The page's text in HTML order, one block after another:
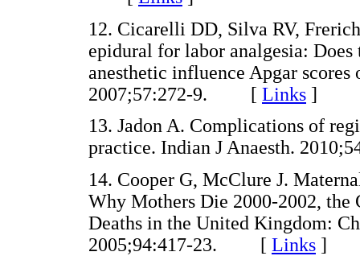
12. Cicarelli DD, Silva RV,
epidural for labor analgesia:
anesthetic influence Apgar
2007;57:272-9. [ Links ]
13. Jadon A. Complications of
practice. Indian J Anaesth.
14. Cooper G, McClure J.
Why Mothers Die 2000-2002,
Deaths in the United Kingdom:
2005;94:417-23. [ Links ]